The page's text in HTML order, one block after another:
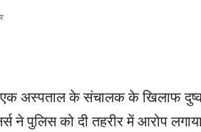
एक अस्पताल के संचालक के खिलाफ
ने पुलिस को दी तहरीर में आरोप